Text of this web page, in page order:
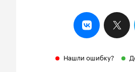
Нашли ошибку?